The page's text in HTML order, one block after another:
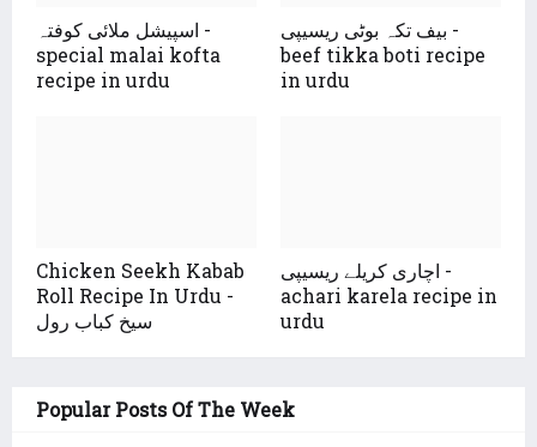
اسپیشل ملائی کوفتہ -
special malai kofta
recipe in urdu
بیف تکہ بوٹی ریسیپی -
beef tikka boti recipe
in urdu
Chicken Seekh Kabab
Roll Recipe In Urdu -
سیخ کباب رول
اچاری کریلے ریسیپی -
achari karela recipe in
urdu
Popular Posts Of The Week